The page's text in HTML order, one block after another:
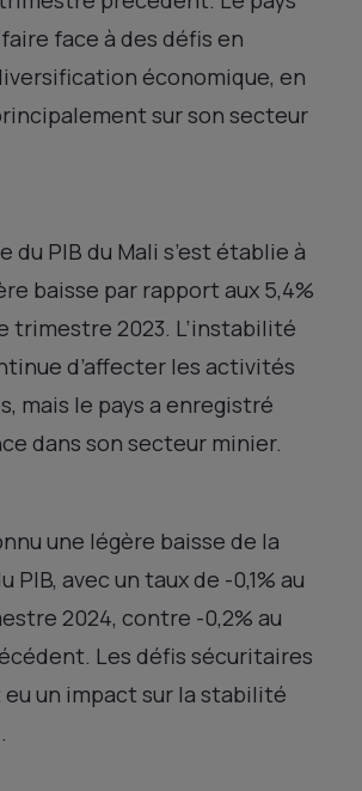
face à des défis en
économique, en
sur son secteur
du PIB du Mali s’est établie à
baisse par rapport aux 5,4%
trimestre 2023. L’instabilité
d’affecter les activités
mais le pays a enregistré
dans son secteur minier.
une légère baisse de la
PIB, avec un taux de -0,1% au
2024, contre -0,2% au
Les défis sécuritaires
un impact sur la stabilité